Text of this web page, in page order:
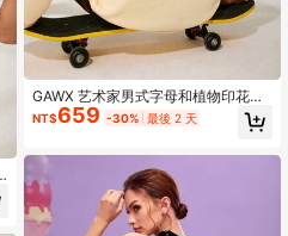
GAWX 艺术家男式字母和植物印花套
头衫休闲长袖运动衫，上衣，适合度
假、休假、春季、外出、节日、健
NT$659 -30% 最後 2 天